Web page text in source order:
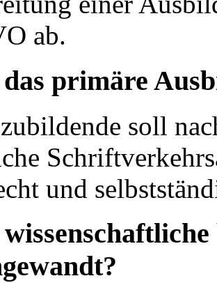
ab.
primäre
soll
und